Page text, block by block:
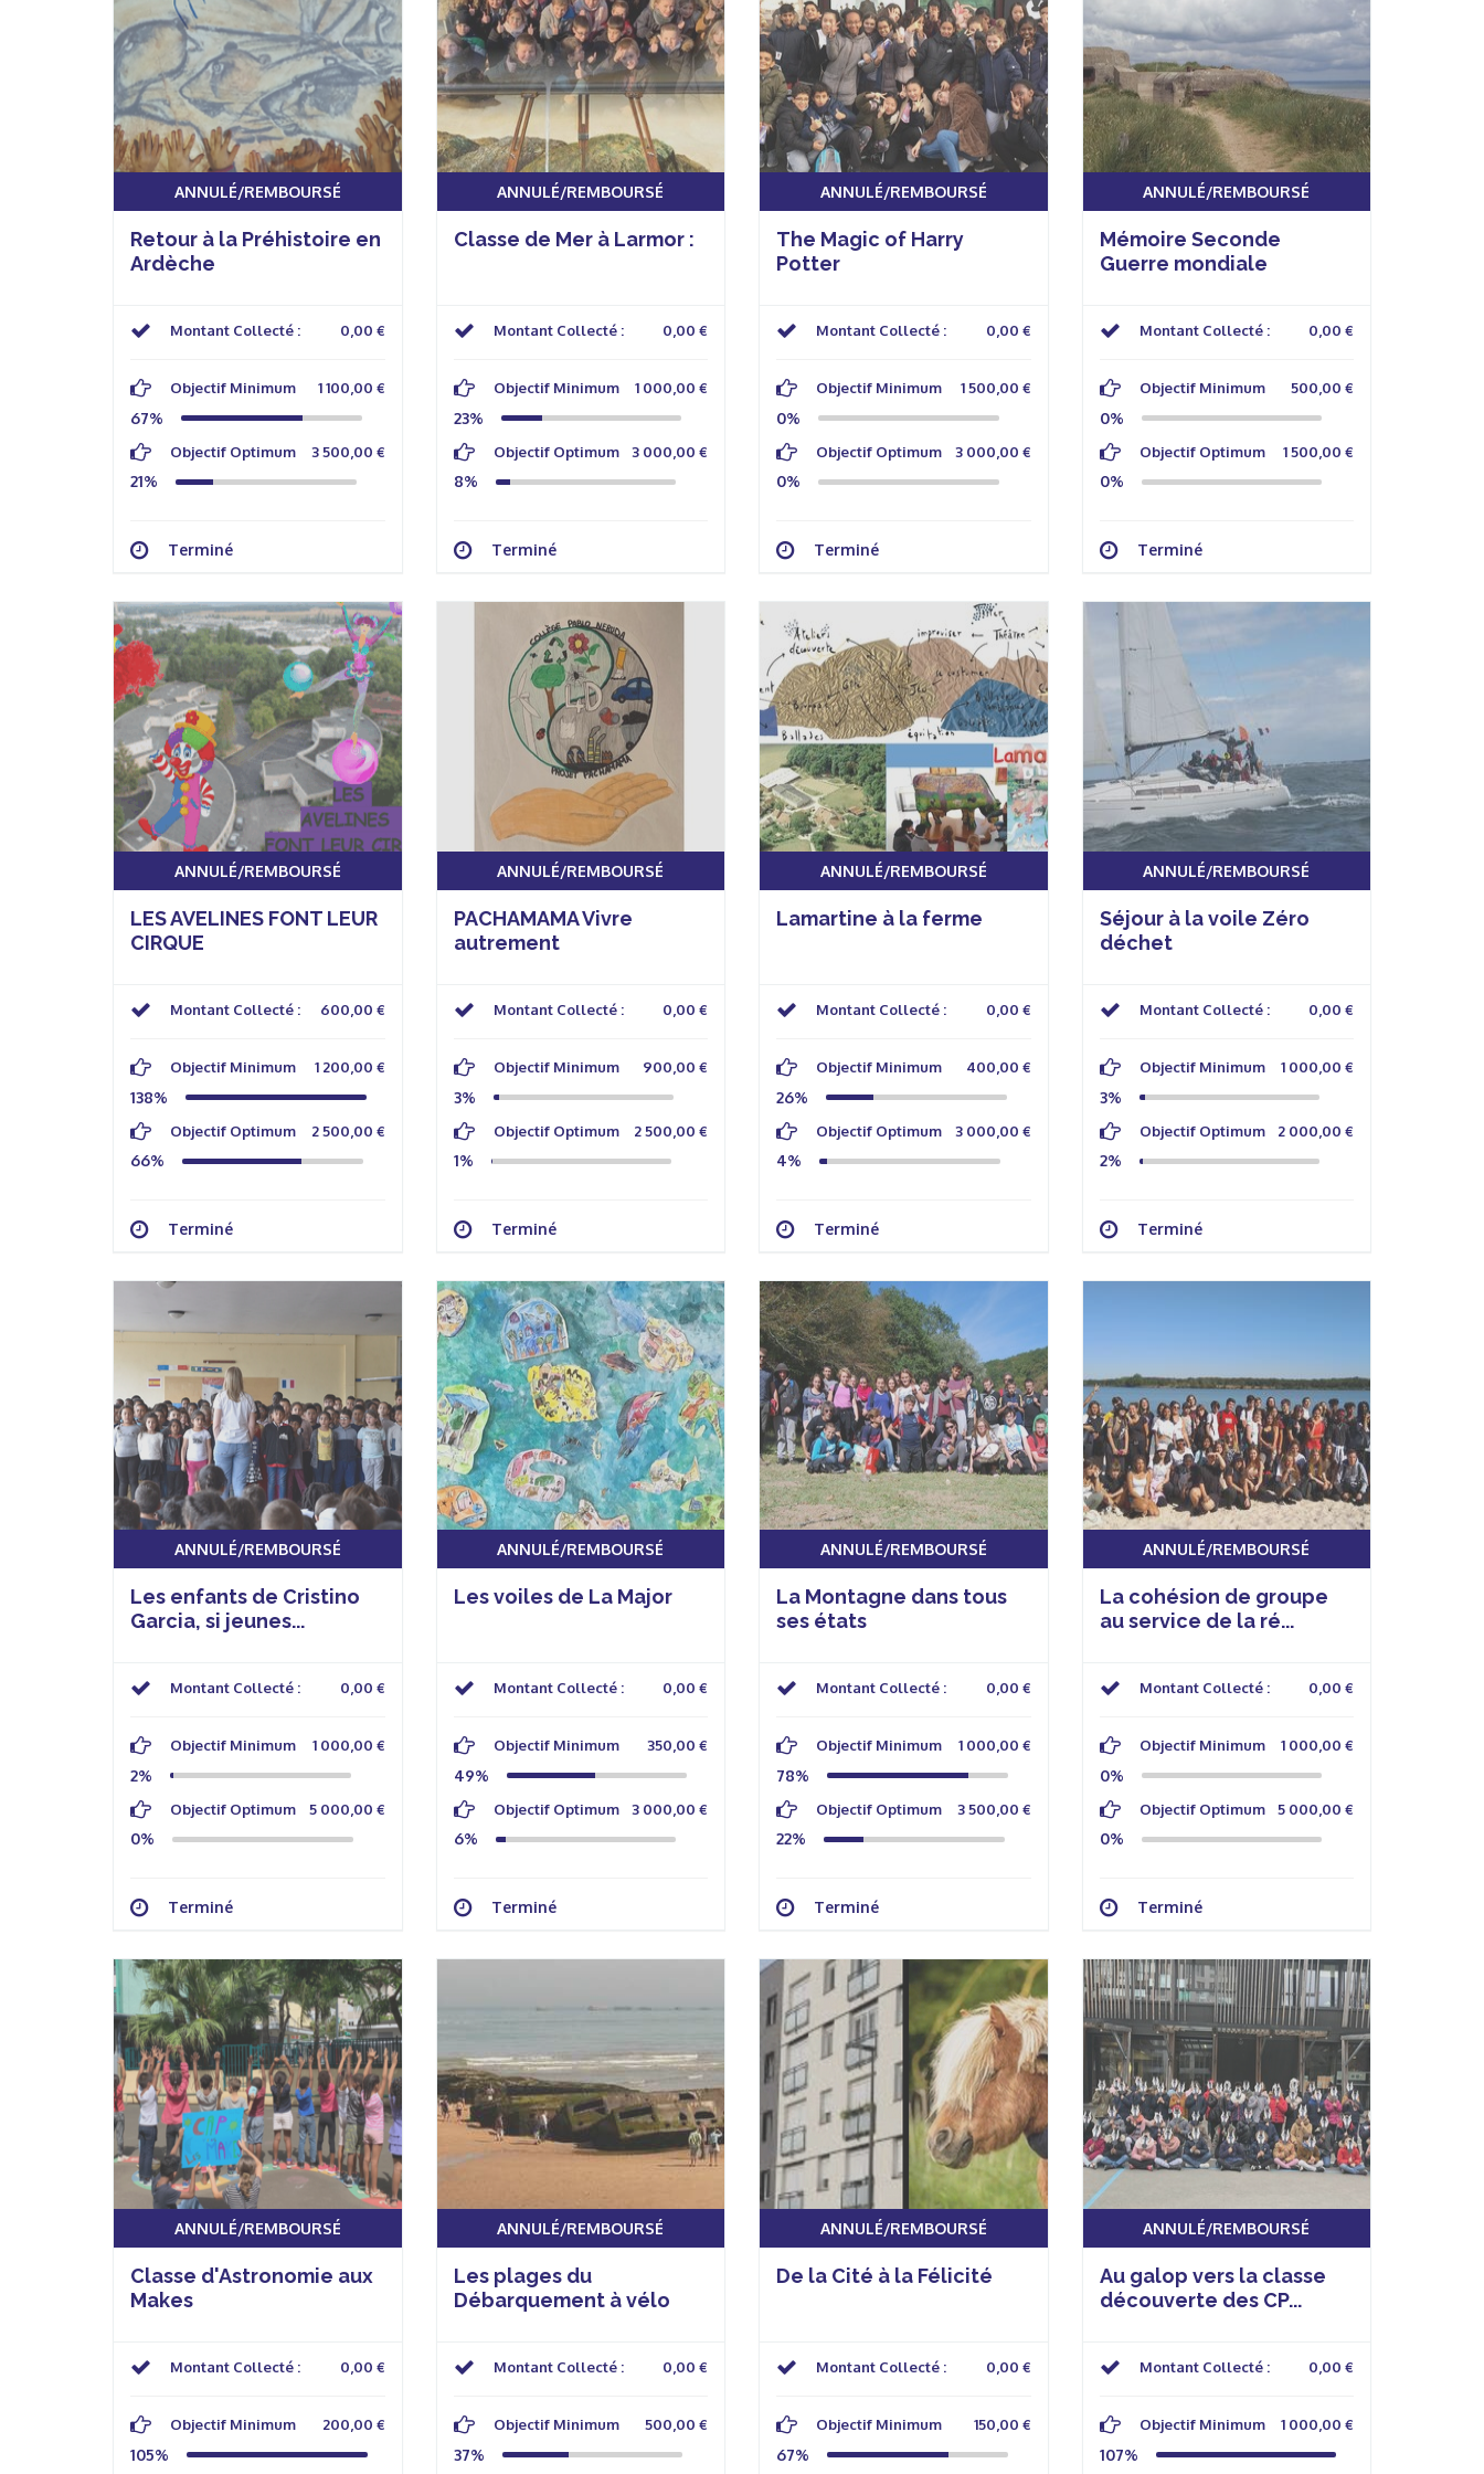
ANNULÉ/REMBOURSÉ
Retour à la Préhistoire en
Ardèche
Montant Collecté : 0,00 €
Objectif Minimum 1 100,00 €
67%
Objectif Optimum 3 500,00 €
21%
Terminé
ANNULÉ/REMBOURSÉ
Classe de Mer à Larmor :
Montant Collecté : 0,00 €
Objectif Minimum 1 000,00 €
23%
Objectif Optimum 3 000,00 €
8%
Terminé
ANNULÉ/REMBOURSÉ
The Magic of Harry
Potter
Montant Collecté : 0,00 €
Objectif Minimum 1 500,00 €
0%
Objectif Optimum 3 000,00 €
0%
Terminé
ANNULÉ/REMBOURSÉ
Mémoire Seconde
Guerre mondiale
Montant Collecté : 0,00 €
Objectif Minimum 500,00 €
0%
Objectif Optimum 1 500,00 €
0%
Terminé
ANNULÉ/REMBOURSÉ
LES AVELINES FONT LEUR
CIRQUE
Montant Collecté : 600,00 €
Objectif Minimum 1 200,00 €
138%
Objectif Optimum 2 500,00 €
66%
Terminé
ANNULÉ/REMBOURSÉ
PACHAMAMA Vivre
autrement
Montant Collecté : 0,00 €
Objectif Minimum 900,00 €
3%
Objectif Optimum 2 500,00 €
1%
Terminé
ANNULÉ/REMBOURSÉ
Lamartine à la ferme
Montant Collecté : 0,00 €
Objectif Minimum 400,00 €
26%
Objectif Optimum 3 000,00 €
4%
Terminé
ANNULÉ/REMBOURSÉ
Séjour à la voile Zéro
déchet
Montant Collecté : 0,00 €
Objectif Minimum 1 000,00 €
3%
Objectif Optimum 2 000,00 €
2%
Terminé
ANNULÉ/REMBOURSÉ
Les enfants de Cristino
Garcia, si jeunes...
Montant Collecté : 0,00 €
Objectif Minimum 1 000,00 €
2%
Objectif Optimum 5 000,00 €
0%
Terminé
ANNULÉ/REMBOURSÉ
Les voiles de La Major
Montant Collecté : 0,00 €
Objectif Minimum 350,00 €
49%
Objectif Optimum 3 000,00 €
6%
Terminé
ANNULÉ/REMBOURSÉ
La Montagne dans tous
ses états
Montant Collecté : 0,00 €
Objectif Minimum 1 000,00 €
78%
Objectif Optimum 3 500,00 €
22%
Terminé
ANNULÉ/REMBOURSÉ
La cohésion de groupe
au service de la ré...
Montant Collecté : 0,00 €
Objectif Minimum 1 000,00 €
0%
Objectif Optimum 5 000,00 €
0%
Terminé
ANNULÉ/REMBOURSÉ
Classe d'Astronomie aux
Makes
Montant Collecté : 0,00 €
Objectif Minimum 200,00 €
105%
ANNULÉ/REMBOURSÉ
Les plages du
Débarquement à vélo
Montant Collecté : 0,00 €
Objectif Minimum 500,00 €
37%
ANNULÉ/REMBOURSÉ
De la Cité à la Félicité
Montant Collecté : 0,00 €
Objectif Minimum 150,00 €
67%
ANNULÉ/REMBOURSÉ
Au galop vers la classe
découverte des CP...
Montant Collecté : 0,00 €
Objectif Minimum 1 000,00 €
107%